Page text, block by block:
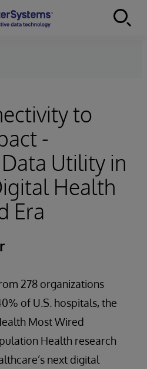
to
-
Utility in
Health
Era
278 organizations
of U.S. hospitals, the
Most Wired
Health research
next digital